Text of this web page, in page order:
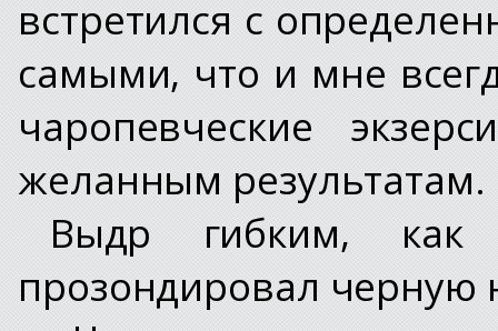
встретился с
самыми, что и мне
чаропевческие
желанным результатам.
Выдр гибким, как
прозондировал черную